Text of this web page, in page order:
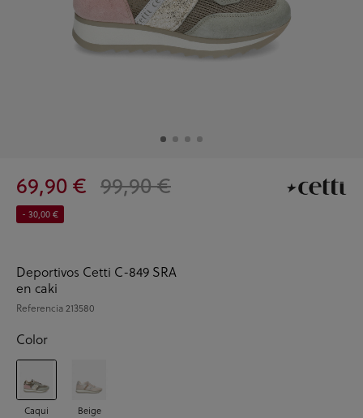
69,90 € 99,90 €
- 30,00 €
Deportivos Cetti C-849 SRA
en caki
Referencia213580
Color
Caqui Beige